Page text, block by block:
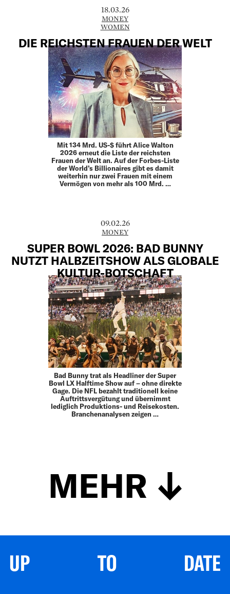
18.03.26
MONEY
WOMEN
DIE REICHSTEN FRAUEN DER WELT
Mit 134 Mrd. US-$ führt Alice Walton
2026 erneut die Liste der reichsten
Frauen der Welt an. Auf der Forbes-Liste
der World’s Billionaires gibt es damit
weiterhin nur zwei Frauen mit einem
Vermögen von mehr als 100 Mrd. …
09.02.26
MONEY
SUPER BOWL 2026: BAD BUNNY
NUTZT HALBZEITSHOW ALS GLOBALE
KULTUR-BOTSCHAFT
Bad Bunny trat als Headliner der Super
Bowl LX Halftime Show auf – ohne direkte
Gage. Die NFL bezahlt traditionell keine
Auftrittsvergütung und übernimmt
lediglich Produktions- und Reisekosten.
Branchenanalysen zeigen …
MEHR
UP TO DATE